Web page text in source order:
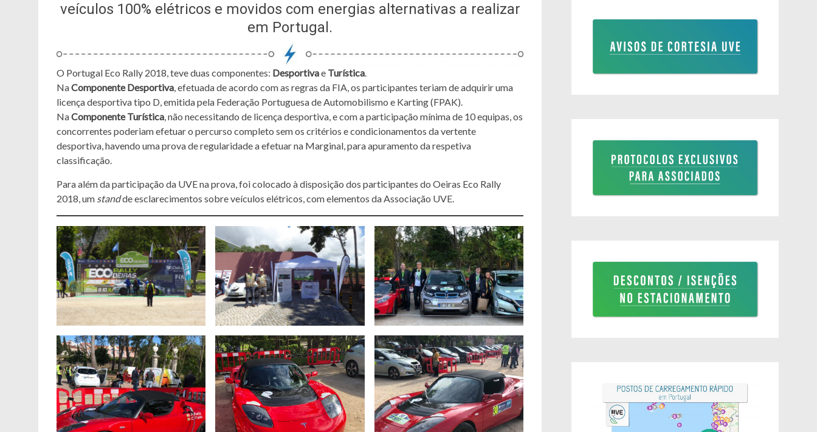
veículos 100% elétricos e movidos com energias alternativas a realizar
em Portugal.
O Portugal Eco Rally 2018, teve duas componentes: Desportivae Turística.
NaComponente Desportiva, efetuada de acordo com as regras da FIA, os participantes teriam de adquirir uma
licença desportiva tipo D, emitida pela Federação Portuguesa de Automobilismo e Karting (FPAK).
NaComponente Turística, não necessitando de licença desportiva, e com a participação mínima de 10 equipas, os
concorrentes poderiam efetuar o percurso completo sem os critérios e condicionamentos da vertente
desportiva, havendo uma prova de regularidade a efetuar na Marginal, para apuramento da respetiva
classificação.
Para além da participação da UVE na prova, foi colocado à disposição dos participantes do Oeiras Eco Rally
2018, um standde esclarecimentos sobre veículos elétricos, com elementos da Associação UVE.